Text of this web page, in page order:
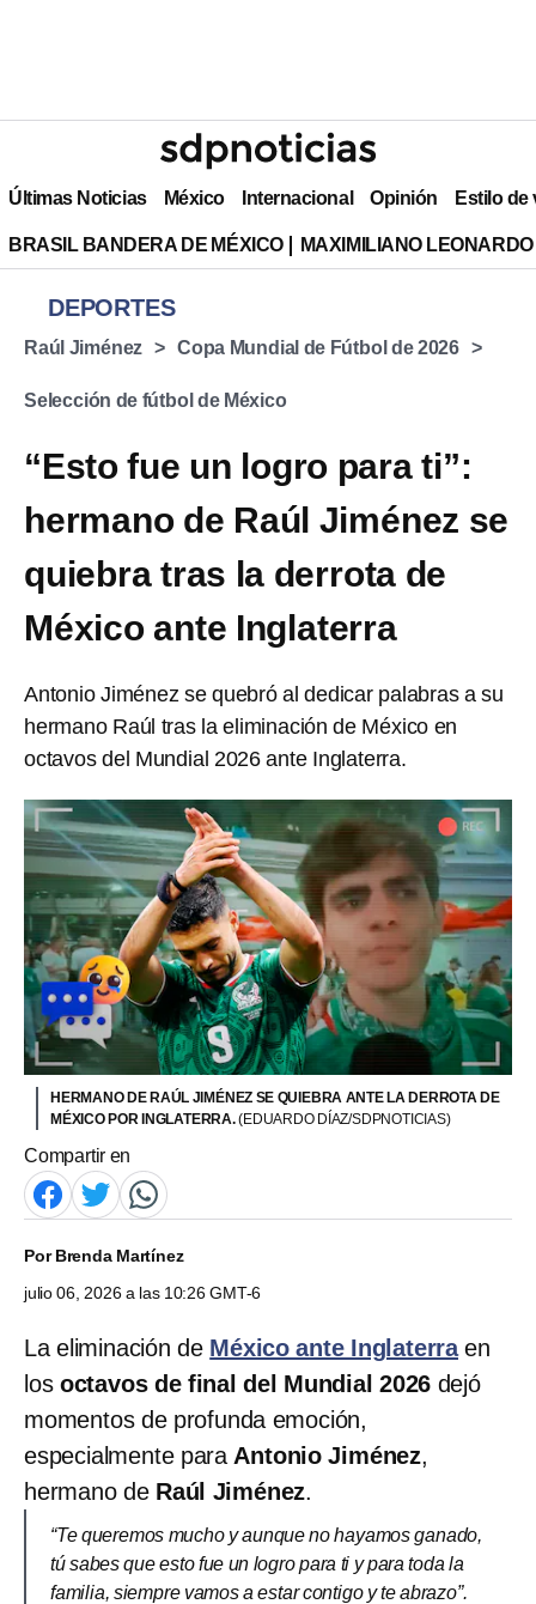
Últimas Noticias México Internacional Opinión Estilo de
BRASIL BANDERA DE MÉXICO MAXIMILIANO
DEPORTES
Raúl Jiménez Copa Mundial de Fútbol de 2026
Selección de fútbol de México
“Esto fue un logro para ti”:
hermano de Raúl Jiménez se
quiebra tras la derrota de
México ante Inglaterra
Antonio Jiménez se quebró al dedicar palabras a su
hermano Raúl tras la eliminación de México en
octavos del Mundial 2026 ante Inglaterra.
HERMANO DE RAÚL JIMÉNEZ SE QUIEBRA ANTE LA DERROTA DE
MÉXICO POR INGLATERRA.(EDUARDO DÍAZ/SDPNOTICIAS)
Compartir en
PorBrenda Martínez
julio 06, 2026 a las 10:26 GMT-6
La eliminación de México ante Inglaterraen
los octavos de final del Mundial 2026 dejó
momentos de profunda emoción,
especialmente para Antonio Jiménez,
hermano de Raúl Jiménez.
“Te queremos mucho y aunque no hayamos ganado,
tú sabes que esto fue un logro para ti y para toda la
familia, siempre vamos a estar contigo y te abrazo”.